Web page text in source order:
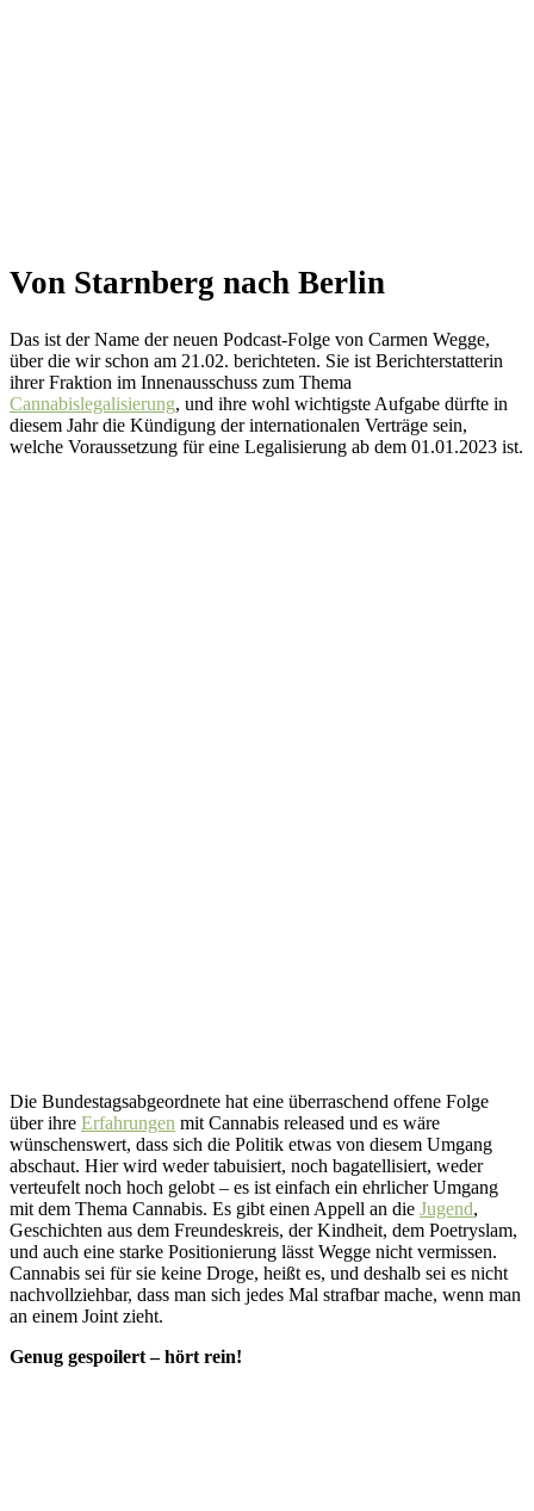
Von Starnberg nach Berlin
Das ist der Name der neuen Podcast-Folge von Carmen Wegge,
über die wir schon am 21.02. berichteten. Sie ist Berichterstatterin
ihrer Fraktion im Innenausschuss zum Thema
Cannabislegalisierung, und ihre wohl wichtigste Aufgabe dürfte in
diesem Jahr die Kündigung der internationalen Verträge sein,
welche Voraussetzung für eine Legalisierung ab dem 01.01.2023 ist.
Die Bundestagsabgeordnete hat eine überraschend offene Folge
über ihre Erfahrungen mit Cannabis released und es wäre
wünschenswert, dass sich die Politik etwas von diesem Umgang
abschaut. Hier wird weder tabuisiert, noch bagatellisiert, weder
verteufelt noch hoch gelobt – es ist einfach ein ehrlicher Umgang
mit dem Thema Cannabis. Es gibt einen Appell an die Jugend,
Geschichten aus dem Freundeskreis, der Kindheit, dem Poetryslam,
und auch eine starke Positionierung lässt Wegge nicht vermissen.
Cannabis sei für sie keine Droge, heißt es, und deshalb sei es nicht
nachvollziehbar, dass man sich jedes Mal strafbar mache, wenn man
an einem Joint zieht.
Genug gespoilert – hört rein!